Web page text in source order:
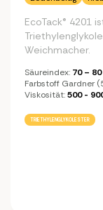
EcoTack® 4201
Weichmacher.
Säureindex: 70 – 80
Farbstoff Gardner
Viskosität:500 -
TRIETHYLENGLYKOLESTER